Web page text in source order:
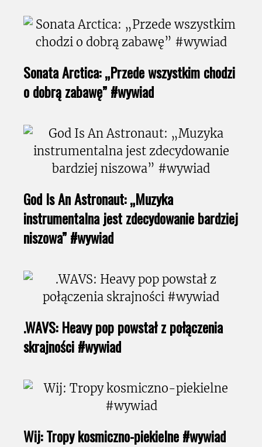
Sonata Arctica: „Przede wszystkim chodzi
o dobrą zabawę” #wywiad
God Is An Astronaut: „Muzyka
instrumentalna jest zdecydowanie bardziej
niszowa” #wywiad
.WAVS: Heavy pop powstał z połączenia
skrajności #wywiad
Wij: Tropy kosmiczno-piekielne #wywiad